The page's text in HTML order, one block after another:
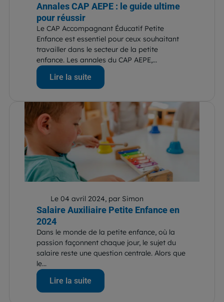
Annales CAP AEPE : le guide ultime
pour réussir
Le CAP Accompagnant Éducatif Petite
Enfance est essentiel pour ceux souhaitant
travailler dans le secteur de la petite
enfance. Les annales du CAP AEPE,...
Lire la suite
Le 04 avril 2024, par Simon
Salaire Auxiliaire Petite Enfance en
2024
Dans le monde de la petite enfance, où la
passion façonnent chaque jour, le sujet du
salaire reste une question centrale. Alors que
le...
Lire la suite